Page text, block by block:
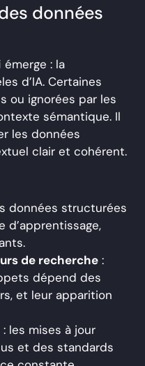
données
émerge : la
d’IA. Certaines
ou ignorées par les
sémantique. Il
les données
clair et cohérent.
données structurées
d’apprentissage,
de recherche :
dépend des
et leur apparition
: les mises à jour
et des standards